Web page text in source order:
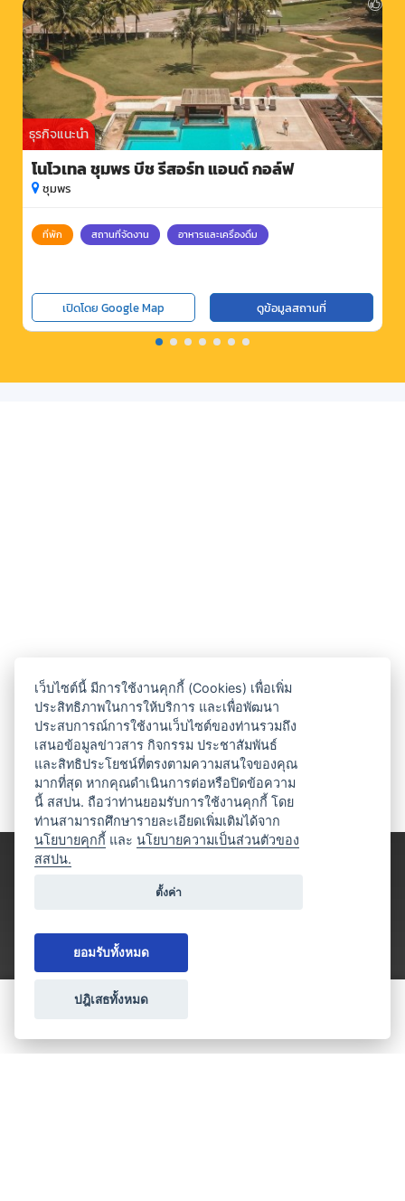
ธุรกิจแนะนำ
โนโวเทล ชุมพร บีช รีสอร์ท แอนด์ กอล์ฟ
ชุมพร
ที่พัก สถานที่จัดงาน อาหารและเครื่องดื่ม
เปิดโดย Google Map ดูข้อมูลสถานที่
ประเภทธุรกิจไมซ์
เว็บไซต์นี้ มีการใช้งานคุกกี้ (Cookies) เพื่อเพิ่ม
ประสิทธิภาพในการให้บริการ และเพื่อพัฒนา
ประสบการณ์การใช้งานเว็บไซต์ของท่านรวมถึง
เสนอข้อมูลข่าวสาร กิจกรรม ประชาสัมพันธ์
และสิทธิประโยชน์ที่ตรงตามความสนใจของคุณ
มากที่สุด หากคุณดำเนินการต่อหรือปิดข้อความ
นี้ สสปน. ถือว่าท่านยอมรับการใช้งานคุกกี้ โดย
ท่านสามารถศึกษารายละเอียดเพิ่มเติมได้จาก
นโยบายคุกกี้ และนโยบายความเป็นส่วนตัวของ
สสปน.
ตั้งค่า
ยอมรับทั้งหมด
ปฎิเสธทั้งหมด